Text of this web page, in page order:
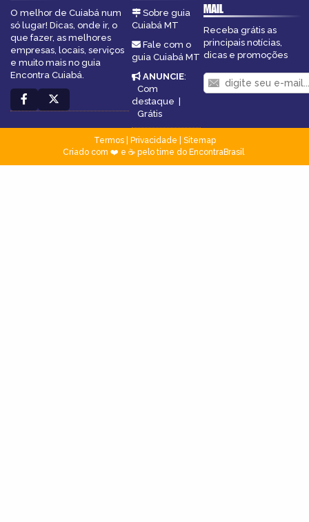
O melhor de Cuiabá num
só lugar! Dicas, onde ir, o
que fazer, as melhores
empresas, locais, serviços
e muito mais no guia
Encontra Cuiabá.
Sobre guia
Cuiabá MT
Fale com o
guia Cuiabá MT
ANUNCIE:
Com
destaque
Grátis
MAIL
Receba grátis as
principais notícias,
dicas e promoções
Termos| Privacidade
Sitemap
Criado com ❤️ e ☕ pelo time do EncontraBrasil